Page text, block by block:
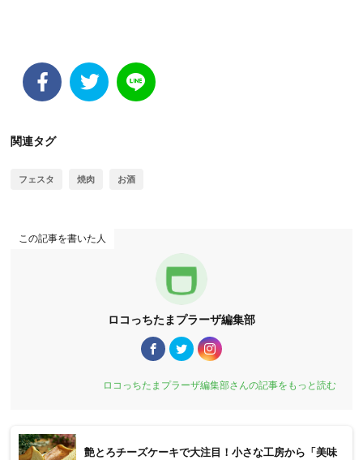
関連タグ
フェスタ 焼肉 お酒
この記事を書いた人
ロコっちたまプラーザ編集部
ロコっちたまプラーザ編集部さんの記事をもっと読む
艶とろチーズケーキで大注目！小さな工房から「美味